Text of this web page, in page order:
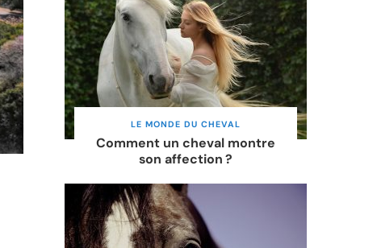
LE MONDE DU CHEVAL
Comment un cheval montre
son affection ?